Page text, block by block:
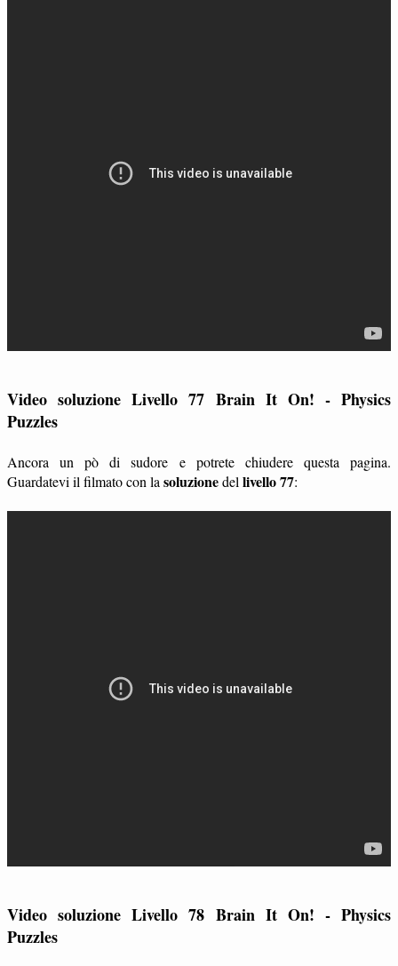
Video soluzione Livello 77 Brain It On! - Physics
Puzzles
Ancora un pò di sudore e potrete chiudere questa pagina.
Guardatevi il filmato con la soluzionedel livello 77:
Video soluzione Livello 78 Brain It On! - Physics
Puzzles